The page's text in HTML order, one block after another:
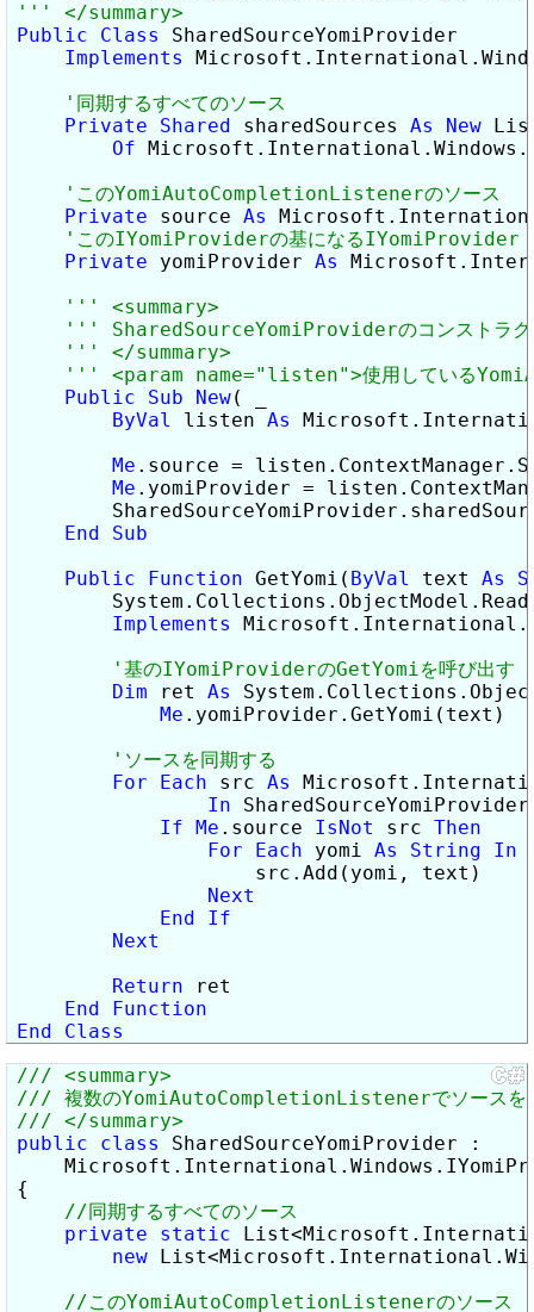
Public
Class
SharedSourceYomiProvider
Implements
Private
Shared sharedSources As New
Of
Private source As
Private yomiProvider As
Public
Sub New( _
ByVal
listen As
Me .source =
Me .yomiProvider =
End
Sub
Public
Function GetYomi( ByVal text As
Implements
Dim ret As
Me .yomiProvider.GetYomi(text)
For
Each src As
In
If
Me .source IsNot src Then
For
Each yomi As String In
                    src.Add(yomi, text)
Next
End
If
Next
Return ret
End
Function
End
Class
public
class
SharedSourceYomiProvider :
{
private
static
new